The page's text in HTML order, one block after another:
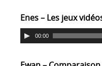
Enes – Les jeux
00:00